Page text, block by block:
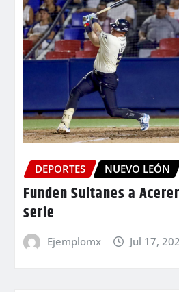
DEPORTES NUEVO LEÓN
Funden Sultanes a
serie
Ejemplomx Jul 17,